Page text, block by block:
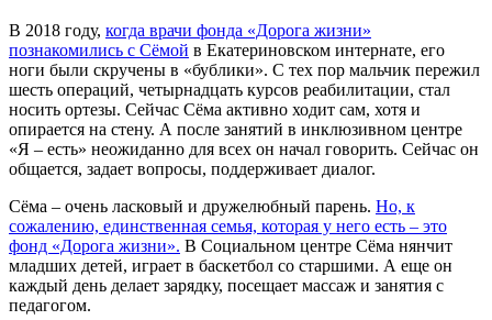
В 2018 году, когда врачи фонда «Дорога жизни»
познакомились с Сёмой в Екатериновском интернате, его
ноги были скручены в «бублики». С тех пор мальчик пережил
шесть операций, четырнадцать курсов реабилитации, стал
носить ортезы. Сейчас Сёма активно ходит сам, хотя и
опирается на стену. А после занятий в инклюзивном центре
«Я – есть» неожиданно для всех он начал говорить. Сейчас он
общается, задает вопросы, поддерживает диалог.
Сёма – очень ласковый и дружелюбный парень. Но, к
сожалению, единственная семья, которая у него есть – это
фонд «Дорога жизни». В Социальном центре Сёма нянчит
младших детей, играет в баскетбол со старшими. А еще он
каждый день делает зарядку, посещает массаж и занятия с
педагогом.